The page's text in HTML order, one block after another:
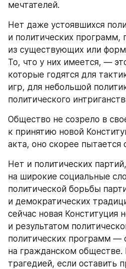
мечтателей.
Нет даже устоявшихся
и политических программ,
из существующих или
То, что у них имеется, —
которые годятся для
игр, для небольшой
политического
Общество не созрело в
к принятию новой
акта, оно скорее пытается
Нет и политических
на широкие социальные
политической борьбы
и демократических
сейчас новая Конституция
и результатом
политических программ —
на гражданском обществе.
трагедией, если оставить